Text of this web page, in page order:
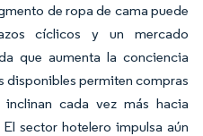
de ropa de cama puede
cíclicos y un mercado
que aumenta la conciencia
disponibles permiten compras
cada vez más hacia
sector hotelero impulsa aún